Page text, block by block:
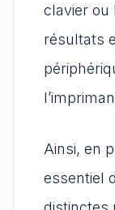
clavier ou
résultats
Ainsi, en
essentiel